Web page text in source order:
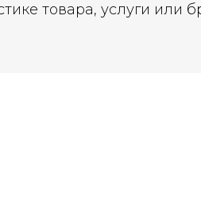
товара, услуги или